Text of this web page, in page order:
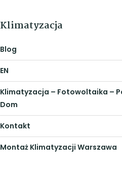
Klimatyzacja
Blog
EN
Klimatyzacja – Fotowoltaika –
Dom
Kontakt
Montaż Klimatyzacji Warszawa